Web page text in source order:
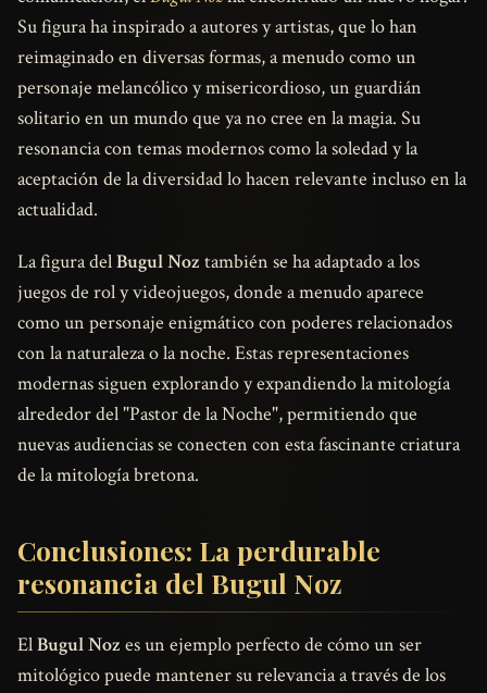
Su figura ha inspirado a autores y artistas, que lo han
reimaginado en diversas formas, a menudo como un
personaje melancólico y misericordioso, un guardián
solitario en un mundo que ya no cree en la magia. Su
resonancia con temas modernos como la soledad y la
aceptación de la diversidad lo hacen relevante incluso en la
actualidad.
La figura delBugul Noz también se ha adaptado a los
juegos de rol y videojuegos, donde a menudo aparece
como un personaje enigmático con poderes relacionados
con la naturaleza o la noche. Estas representaciones
modernas siguen explorando y expandiendo la mitología
alrededor del "Pastor de la Noche", permitiendo que
nuevas audiencias se conecten con esta fascinante criatura
de la mitología bretona.
Conclusiones: La perdurable
resonancia del Bugul Noz
ElBugul Noz es un ejemplo perfecto de cómo un ser
mitológico puede mantener su relevancia a través de los